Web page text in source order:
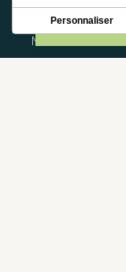
Mantente al
Personnaliser